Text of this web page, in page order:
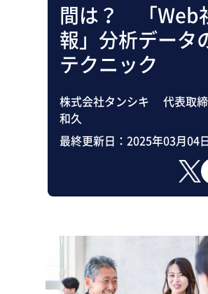
間は？ 「Web
報」分析データ
テクニック
株式会社タンシキ 代表取
和久
最終更新日： 2025年03月04